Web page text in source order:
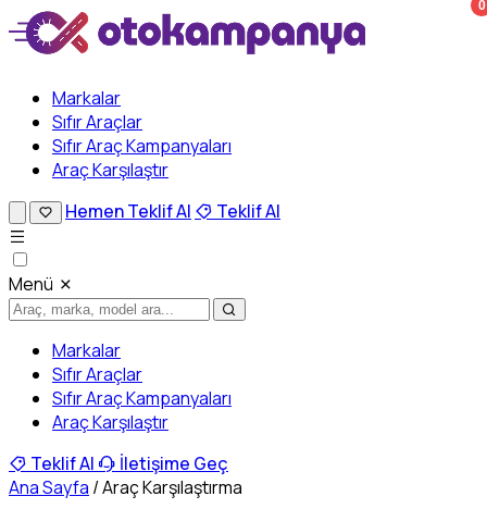
Markalar
Sıfır Araçlar
Sıfır Araç Kampanyaları
Araç Karşılaştır
0
Hemen Teklif Al Teklif Al
Menü
Markalar
Sıfır Araçlar
Sıfır Araç Kampanyaları
Araç Karşılaştır
Teklif Al
İletişime Geç
Ana Sayfa /Araç Karşılaştırma